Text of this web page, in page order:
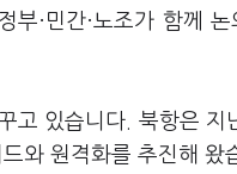
부·민간·노조가 함께 논
고 있습니다. 북항은 지
와 원격화를 추진해 왔